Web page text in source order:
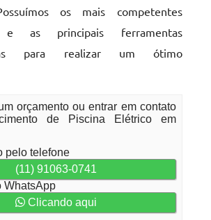
os mais competentes
e as principais ferramentas
para realizar um ótimo
orçamento ou entrar em contato
de Piscina Elétrico em
pelo telefone
(11) 91063-0741
WhatsApp
Clicando aqui